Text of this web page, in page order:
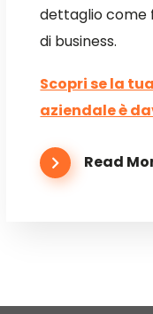
dettaglio come
di business.
Scopri se la
aziendale è
Read